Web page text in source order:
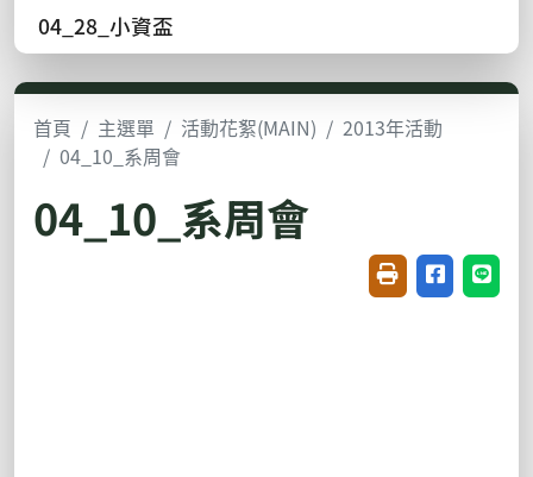
04_28_小資盃
首頁 主選單 活動花絮(MAIN)
2013年活動
04_10_系周會
04_10_系周會
友善列印(開新視
分享至臉書
分享